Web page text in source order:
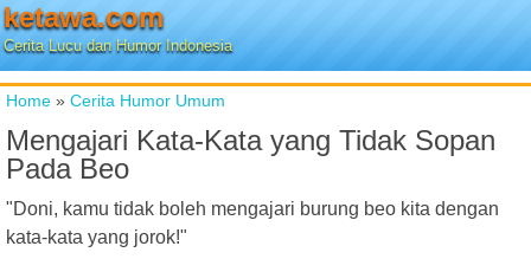
ketawa.com
Cerita Lucu dan Humor Indonesia
Home » Cerita Humor Umum
Mengajari Kata-Kata yang Tidak Sopan
Pada Beo
"Doni, kamu tidak boleh mengajari burung beo kita dengan
kata-kata yang jorok!"